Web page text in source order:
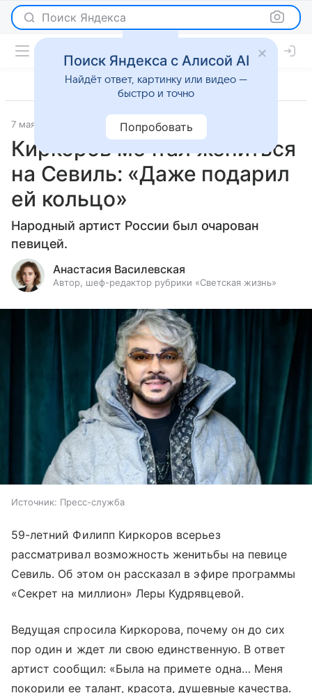
Поиск Яндекса
7 мая 2026 Светская жизнь
Киркоров мечтал жениться
на Севиль: «Даже подарил
ей кольцо»
Народный артист России был очарован
певицей.
Анастасия Василевская
Автор, шеф-редактор рубрики «Светская жизнь»
Источник: Пресс-служба
59-летний Филипп Киркоров всерьез
рассматривал возможность женитьбы на певице
Севиль. Об этом он рассказал в эфире программы
«Секрет на миллион» Леры Кудрявцевой.
Ведущая спросила Киркорова, почему он до сих
пор один и ждет ли свою единственную. В ответ
артист сообщил: «Была на примете одна… Меня
покорили ее талант, красота, душевные качества.
Поиск Яндекса с Алисой AI
Найдёт ответ, картинку или видео —
быстро и точно
Попробовать